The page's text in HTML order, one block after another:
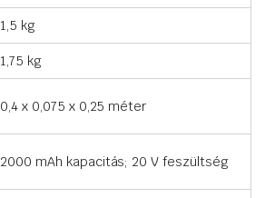
1,5 kg
1,75 kg
0,4 x 0,075 x 0,25 méter
2000 mAh kapacitás; 20 V feszültség